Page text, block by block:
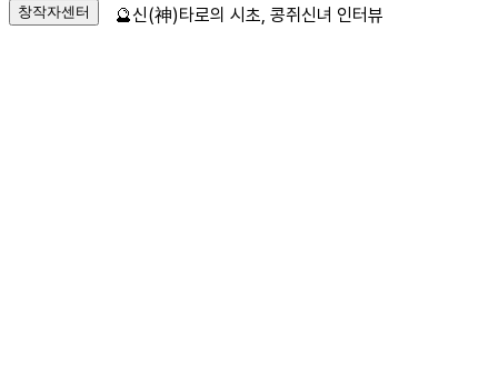
창작자센터 🔮신(神)타로의 시초, 콩쥐신녀 인터뷰